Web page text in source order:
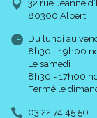
32 rue Jeanne
80300 Albert
Du lundi au
8h30 - 19h00
Le samedi
8h30 - 17h00
Fermé le
03 22 74 45 50